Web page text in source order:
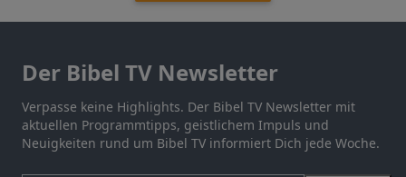
Der Bibel TV Newsletter
Verpasse keine Highlights. Der Bibel TV Newsletter mit
aktuellen Programmtipps, geistlichem Impuls und
Neuigkeiten rund um Bibel TV informiert Dich jede Woche.